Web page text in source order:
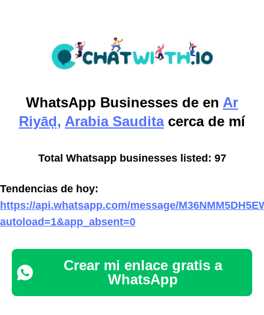
WhatsApp Businesses de en Ar
Riyāḑ, Arabia Sauditacerca de mí
Total Whatsapp businesses listed: 97
Tendencias de hoy:
https://api.whatsapp.com/message/
autoload=1&app_absent=0
Crear mi enlace gratis a
WhatsApp